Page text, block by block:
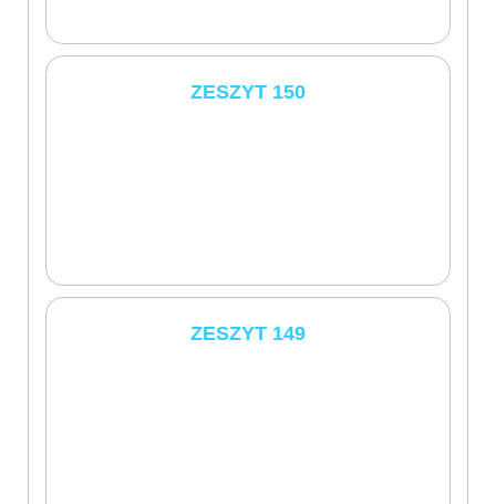
ZESZYT 150
ZESZYT 149